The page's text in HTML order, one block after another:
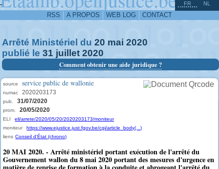
-
RSS A PROPOS WEB LOG CONTACT
FR NL
Arrêté Ministériel du 20 mai 2020
publié le 31 juillet 2020
Comment obtenir une aide juridique ?
source service public de wallonie
numac 2020203173
pub. 31/07/2020
prom. 20/05/2020
ELI
eli/arrete/2020/05/20/2020203173/moniteur
moniteur
https://www.ejustice.just.fgov.be/cgi/article_body(...)
liens Conseil d'État (chrono)
20 MAI 2020. - Arrêté ministériel portant exécution de l'arrêté du
Gouvernement wallon du 8 mai 2020 portant des mesures d'urgence en
^